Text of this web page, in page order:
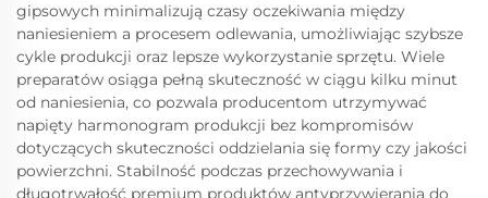
gipsowych minimalizują czasy oczekiwania między
naniesieniem a procesem odlewania, umożliwiając szybsze
cykle produkcji oraz lepsze wykorzystanie sprzętu. Wiele
preparatów osiąga pełną skuteczność w ciągu kilku minut
od naniesienia, co pozwala producentom utrzymywać
napięty harmonogram produkcji bez kompromisów
dotyczących skuteczności oddzielania się formy czy jakości
powierzchni. Stabilność podczas przechowywania i
długotrwałość premium produktów antyprzywierania do